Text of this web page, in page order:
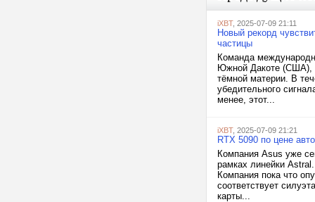
iXBT, 2025-07-09 21:11
Новый рекорд
частицы
Команда
Южной Дакоте (США),
тёмной материи. В
убедительного
менее, этот...
iXBT, 2025-07-09 21:21
RTX 5090 по цене
Компания Asus уже
рамках линейки
Компания пока что
соответствует
карты...